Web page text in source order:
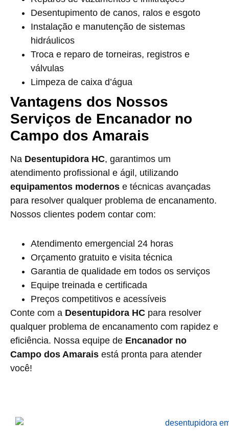
Desentupimento de canos, ralos e esgoto
Instalação e manutenção de sistemas
hidráulicos
Troca e reparo de torneiras, registros e
válvulas
Limpeza de caixa d’água
Vantagens dos Nossos
Serviços de Encanador no
Campo dos Amarais
Na Desentupidora HC, garantimos um
atendimento profissional e ágil, utilizando
equipamentos modernos e técnicas avançadas
para resolver qualquer problema de encanamento.
Nossos clientes podem contar com:
Atendimento emergencial 24 horas
Orçamento gratuito e visita técnica
Garantia de qualidade em todos os serviços
Equipe treinada e certificada
Preços competitivos e acessíveis
Conte com a Desentupidora HC para resolver
qualquer problema de encanamento com rapidez e
eficiência. Nossa equipe de Encanador no
Campo dos Amarais está pronta para atender
você!